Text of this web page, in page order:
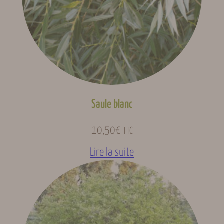
Floraison (Gard,
indicative)
Avril, Mai
Fructification
(Gard,
indicative)
Octobre
Fruits des haies ou
Ornementale
Origine
géographique
Amérique du Nord
Saule blanc
10,50€ TTC
Lire la suite